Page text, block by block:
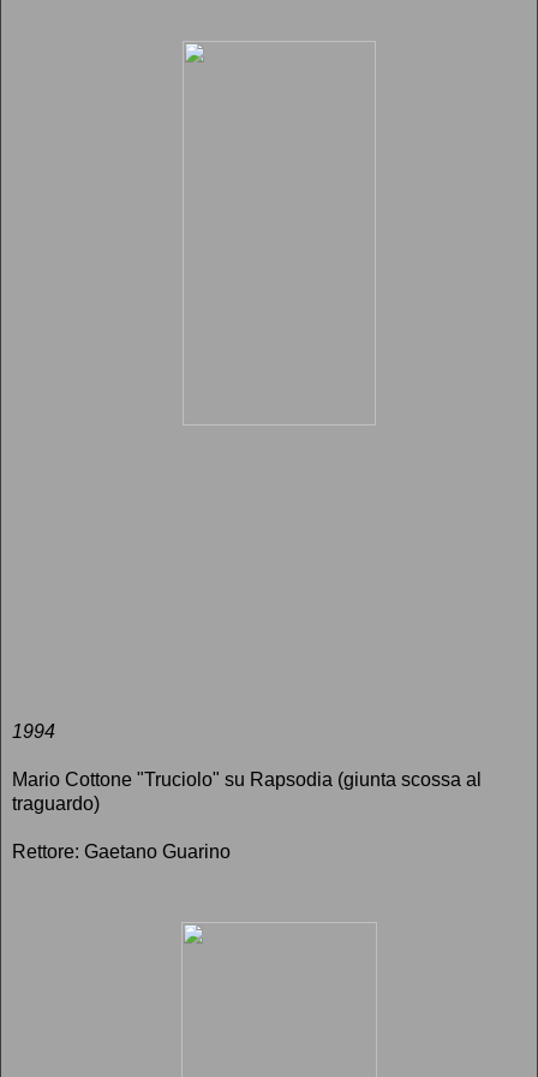
1994
Mario Cottone "Truciolo" su Rapsodia (giunta scossa al
traguardo)
Rettore: Gaetano Guarino